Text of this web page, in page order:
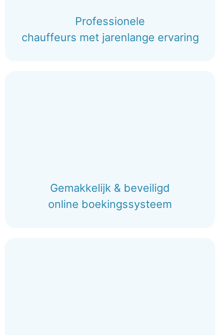
Professionele
chauffeurs met jarenlange ervaring
Gemakkelijk & beveiligd
online boekingssysteem